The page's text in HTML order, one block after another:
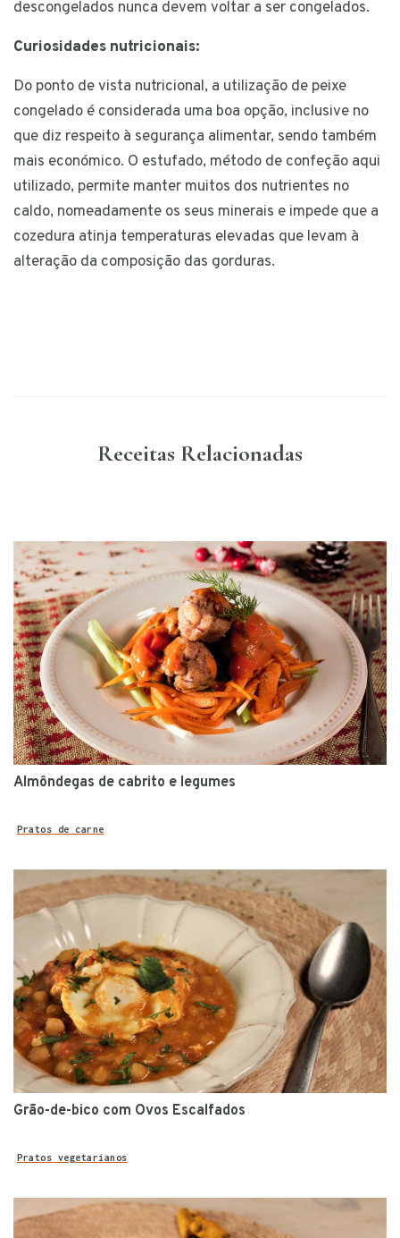
descongelados nunca devem voltar a ser congelados.
Curiosidades nutricionais:
Do ponto de vista nutricional, a utilização de peixe
congelado é considerada uma boa opção, inclusive no
que diz respeito à segurança alimentar, sendo também
mais económico. O estufado, método de confeção aqui
utilizado, permite manter muitos dos nutrientes no
caldo, nomeadamente os seus minerais e impede que a
cozedura atinja temperaturas elevadas que levam à
alteração da composição das gorduras.
Receitas Relacionadas
Almôndegas de cabrito e legumes
Pratos de carne
Grão-de-bico com Ovos Escalfados
Pratos vegetarianos